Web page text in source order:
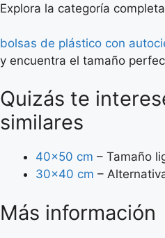
Explora la categoría
bolsas de plástico con
y encuentra el tamaño
Quizás te
similares
40×50 cm – Tamaño
30×40 cm –
Más información